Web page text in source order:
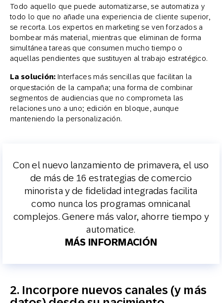
Todo aquello que puede automatizarse, se automatiza y
todo lo que no añade una experiencia de cliente superior,
se recorta. Los expertos en marketing se ven forzados a
bombear más material, mientras que eliminan de forma
simultánea tareas que consumen mucho tiempo o
aquellas pendientes que sustituyen al trabajo estratégico.
La solución: Interfaces más sencillas que facilitan la
orquestación de la campaña; una forma de combinar
segmentos de audiencias que no comprometa las
relaciones uno a uno; edición en bloque, aunque
manteniendo la personalización.
Con el nuevo lanzamiento de primavera, el uso
de más de 16 estrategias de comercio
minorista y de fidelidad integradas facilita
como nunca los programas omnicanal
complejos.Genere más valor, ahorre tiempo y
automatice.
MÁS INFORMACIÓN
2. Incorpore nuevos canales (y más